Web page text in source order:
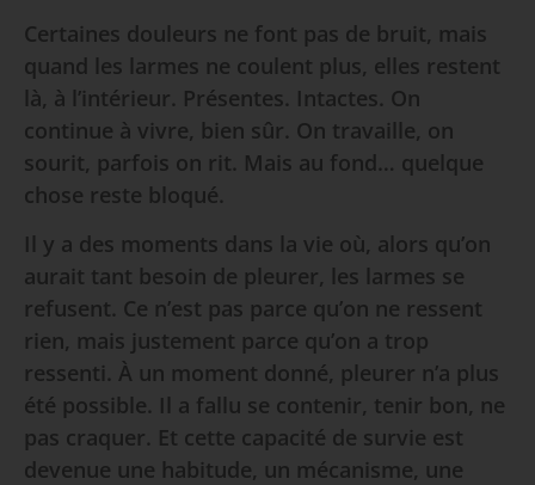
Certaines douleurs ne font pas de bruit, mais
quand les larmes ne coulent plus, elles restent
là, à l’intérieur. Présentes. Intactes. On
continue à vivre, bien sûr. On travaille, on
sourit, parfois on rit. Mais au fond… quelque
chose reste bloqué.
Il y a des moments dans la vie où, alors qu’on
aurait tant besoin de pleurer, les larmes se
refusent. Ce n’est pas parce qu’on ne ressent
rien, mais justement parce qu’on a trop
ressenti. À un moment donné, pleurer n’a plus
été possible. Il a fallu se contenir, tenir bon, ne
pas craquer. Et cette capacité de survie est
devenue une habitude, un mécanisme, une